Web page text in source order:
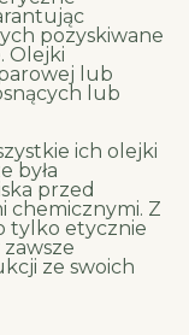
pozyskiwane
Olejki
lub
lub
ich olejki
była
przed
chemicznymi. Z
tylko etycznie
ze swoich